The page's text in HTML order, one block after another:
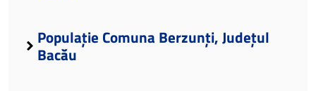
Populație Comuna Berzunți, Județul
Bacău